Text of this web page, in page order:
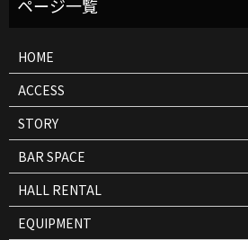
ト
HOME
ACCESS
STORY
BAR SPACE
HALL RENTAL
EQUIPMENT